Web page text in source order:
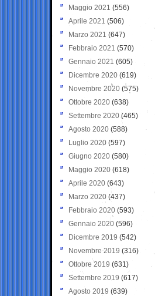
Maggio 2021 (556)
Aprile 2021 (506)
Marzo 2021 (647)
Febbraio 2021 (570)
Gennaio 2021 (605)
Dicembre 2020 (619)
Novembre 2020 (575)
Ottobre 2020 (638)
Settembre 2020(465)
Agosto 2020 (588)
Luglio 2020 (597)
Giugno 2020 (580)
Maggio 2020 (618)
Aprile 2020 (643)
Marzo 2020 (437)
Febbraio 2020 (593)
Gennaio 2020 (596)
Dicembre 2019 (542)
Novembre 2019 (316)
Ottobre 2019 (631)
Settembre 2019 (617)
Agosto 2019 (639)